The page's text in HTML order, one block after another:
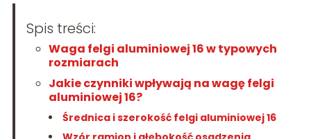
Spis treści:
Waga felgi aluminiowej 16 w typowych
rozmiarach
Jakie czynniki wpływają na wagę felgi
aluminiowej 16?
Średnica i szerokość felgi aluminiowej 16